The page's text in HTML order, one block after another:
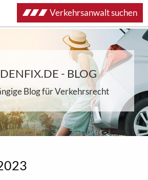
- BLOG
Blog für Verkehrsrecht
Verkehrsanwalt suchen